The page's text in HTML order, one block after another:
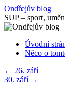
Přejít
k
obsahu
Ondřejův blog
SUP – sport,
Úvodní
Něco o
← 26. září
30. září →